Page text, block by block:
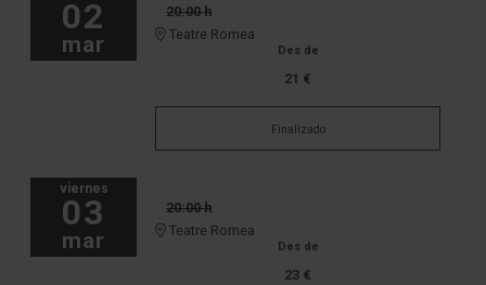
02
mar
20:00 h
Teatre Romea
Des de
21 €
Finalizado
viernes
03
mar
20:00 h
Teatre Romea
Des de
23 €